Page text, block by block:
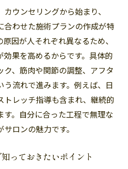
サロンを大橋エリアで探す
すめのサロン活用ポイント
ができるサロンの魅力を解
す方に選ばれる理由とは
背調整サロンで得られる体
整の魅力を徹底解説
ウンセリングから始まり、
合わせた施術プランの作成が特
因が人それぞれ異なるため、
果を高めるからです。具体的
ク、筋肉や関節の調整、アフタ
流れで進みます。例えば、日
トレッチ指導も含まれ、継続的
す。自分に合った工程で無理な
ロンの魅力です。
っておきたいポイント